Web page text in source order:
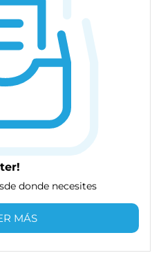
donde necesites
MÁS